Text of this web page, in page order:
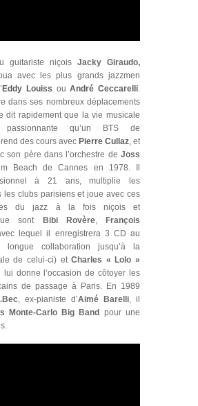
guitariste niçois Jacky Giraudo,
avec les plus grands jazzmen
Eddy Louiss ou André Ceccarelli
dans ses nombreux déplacements
dit rapidement que la vie musicale
qu’un BTS de
des cours avec Pierre Cullaz et
son père dans l’orchestre de Joss
Beach de Cannes en 1978. Il
à 21 ans, multiplie les
les clubs parisiens et joue avec ces
du jazz à la fois niçois et
sont Bibi Rovère,François
lequel il enregistrera 3 CD au
collaboration jusqu’à la
de celui-ci) etCharles « Lolo »
lui donne l’occasion de côtoyer les
de passage à Paris. En 1989
, ex-pianiste d’Aimé Barelli , il
Monte-Carlo Big Band pour une